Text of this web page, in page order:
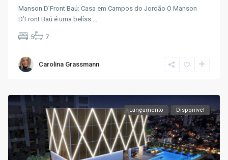
Manson D’Front Baú: Casa em Campos do Jordão O Manson
D’Front Baú é uma belíss
5 7
Carolina Grassmann
Lançamento Disponível